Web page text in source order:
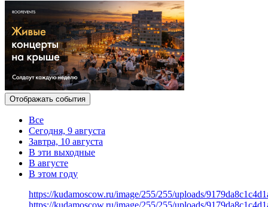
Отображать события
Все
Сегодня, 9 августа
Завтра, 10 августа
В эти выходные
В августе
В этом году
https://kudamoscow.ru/image/255/255/uploads/
https://kudamoscow.ru/image/255/255/uploads/